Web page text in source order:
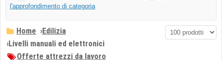
l'approfondimento di categoria
Home ›Edilizia
›Livelli manuali ed elettronici
Offerte attrezzi da lavoro